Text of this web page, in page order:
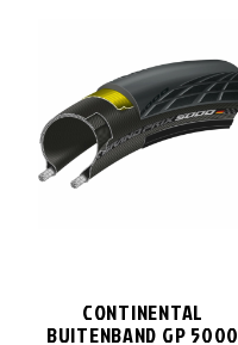
CONTINENTAL
BUITENBAND GP 5000